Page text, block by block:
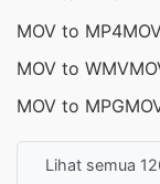
MOV to MP4
MOV to WMV
MOV to MPG
Lihat semua